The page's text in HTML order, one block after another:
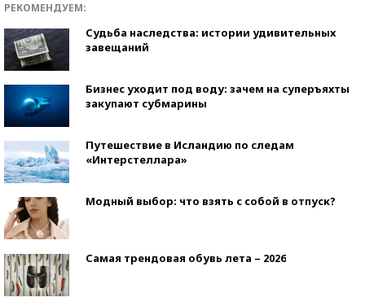
РЕКОМЕНДУЕМ:
Судьба наследства: истории удивительных
завещаний
Бизнес уходит под воду: зачем на суперъяхты
закупают субмарины
Путешествие в Исландию по следам
«Интерстеллара»
Модный выбор: что взять с собой в отпуск?
Самая трендовая обувь лета – 2026